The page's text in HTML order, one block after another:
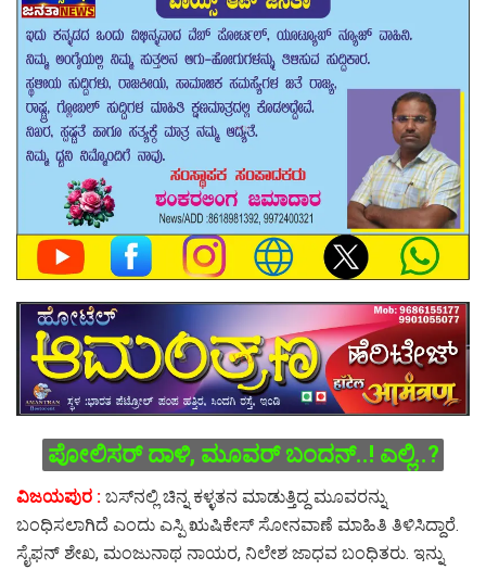
ಪೋಲಿಸರ್ ದಾಳಿ, ಮೂವರ್ ಬಂದನ್..! ಎಲ್ಲಿ..?
ವಿಜಯಪುರ : ಬಸ್‌ನಲ್ಲಿ ಚಿನ್ನ ಕಳ್ಳತನ ಮಾಡುತ್ತಿದ್ದ ಮೂವರನ್ನು
ಬಂಧಿಸಲಾಗಿದೆ ಎಂದು ಎಸ್ಪಿ ಋಷಿಕೇಸ್ ಸೋನವಾಣೆ ಮಾಹಿತಿ ತಿಳಿಸಿದ್ದಾರೆ.
ಸೈಫನ್ ಶೇಖ, ಮಂಜುನಾಥ ನಾಯರ, ನಿಲೇಶ ಜಾಧವ ಬಂಧಿತರು. ಇನ್ನು